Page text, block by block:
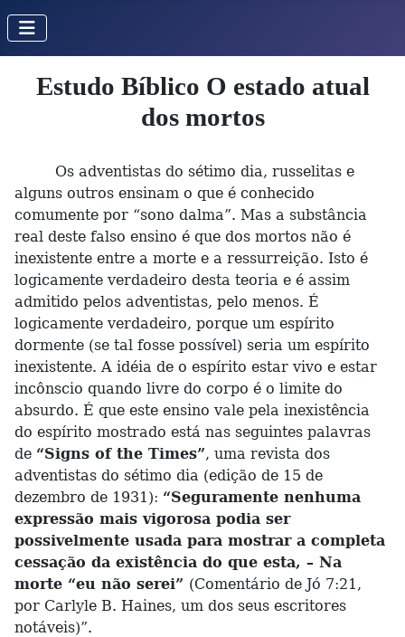
Estudo Bíblico O estado atual
dos mortos
Os adventistas do sétimo dia, russelitas e
alguns outros ensinam o que é conhecido
comumente por “sono dalma”. Mas a substância
real deste falso ensino é que dos mortos não é
inexistente entre a morte e a ressurreição. Isto é
logicamente verdadeiro desta teoria e é assim
admitido pelos adventistas, pelo menos. É
logicamente verdadeiro, porque um espírito
dormente (se tal fosse possível) seria um espírito
inexistente. A idéia de o espírito estar vivo e estar
incônscio quando livre do corpo é o limite do
absurdo. É que este ensino vale pela inexistência
do espírito mostrado está nas seguintes palavras
de “Signs of the Times”, uma revista dos
adventistas do sétimo dia (edição de 15 de
dezembro de 1931): “Seguramente nenhuma
expressão mais vigorosa podia ser
possivelmente usada para mostrar a completa
cessação da existência do que esta, – Na
morte “eu não serei” (Comentário de Jó 7:21,
por Carlyle B. Haines, um dos seus escritores
notáveis)”.